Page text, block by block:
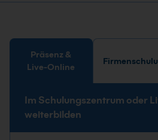
Präsenz &
Live-Online
Im Schulungszentrum oder
weiterbilden